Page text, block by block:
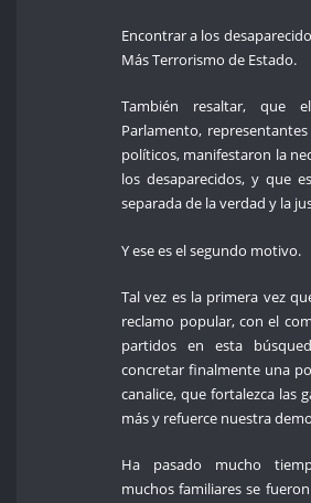
Encontrar a los
Más Terrorismo de Estado.
También resaltar, que
Parlamento,
políticos, manifestaron la
los desaparecidos, y que
separada de la verdad y la
Y ese es el segundo motivo.
Tal vez es la primera vez
reclamo popular, con el
partidos en esta
concretar finalmente una
canalice, que fortalezca las
más y refuerce nuestra
Ha pasado mucho
muchos familiares se